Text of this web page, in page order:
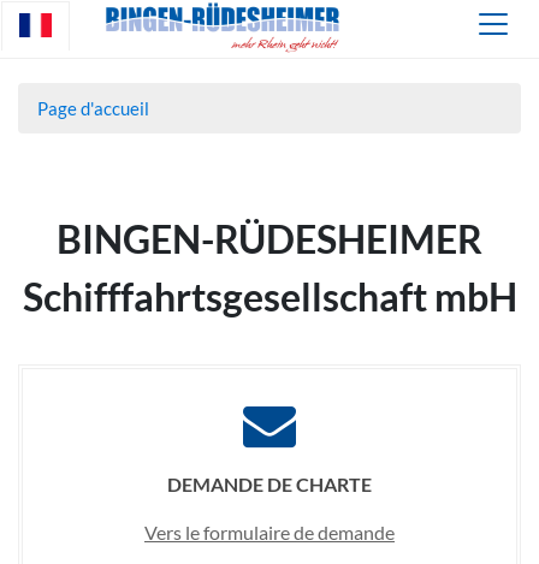
Page d'accueil
BINGEN-RÜDESHEIMER
Schifffahrtsgesellschaft mbH
DEMANDE DE CHARTE
Vers le formulaire de demande